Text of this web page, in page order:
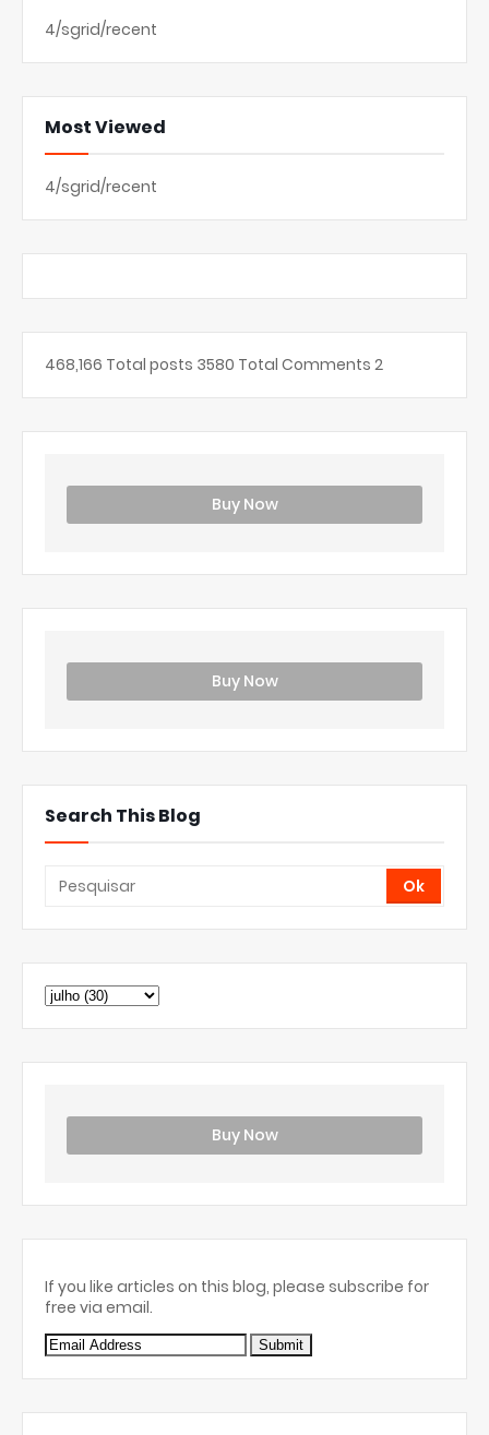
4/sgrid/recent
Most Viewed
4/sgrid/recent
468,166 Total posts 3580 Total Comments 2
Buy Now
Buy Now
Search This Blog
Buy Now
If you like articles on this blog, please subscribe for
free via email.